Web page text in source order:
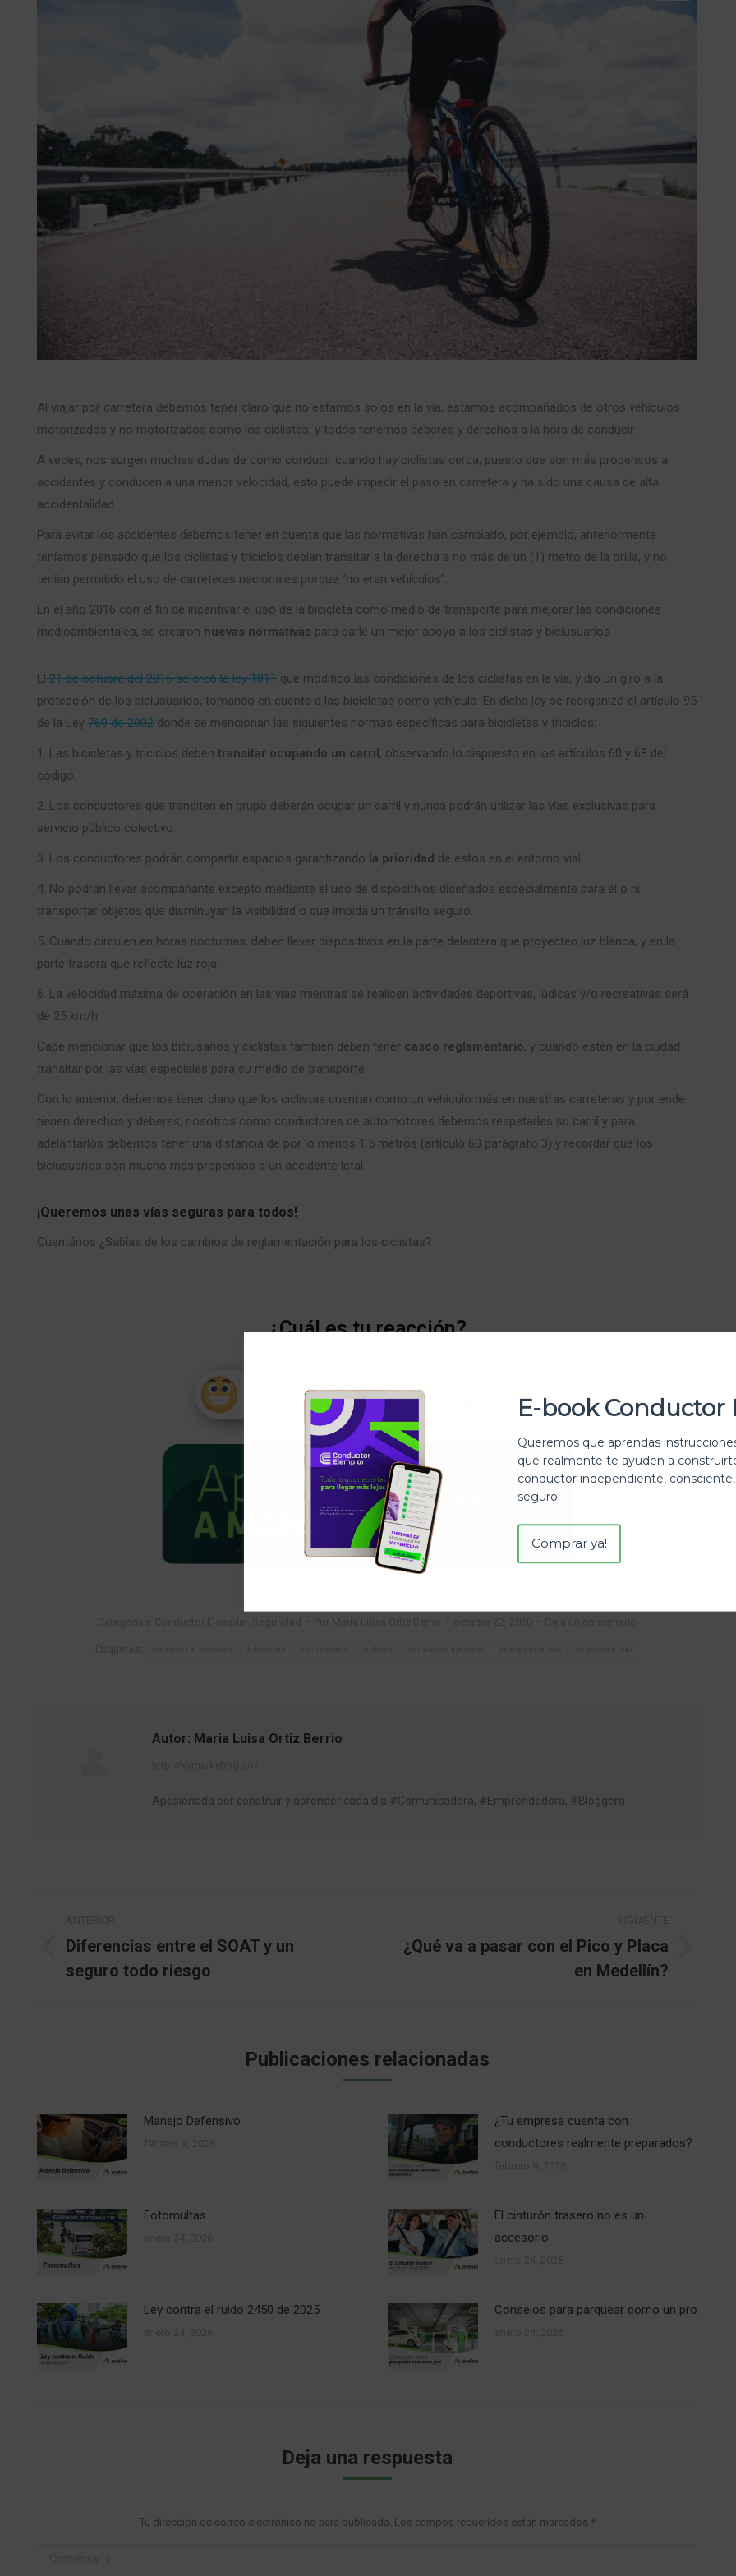
Al viajar por carretera debemos tener claro que no estamos solos en la vía, estamos acompañados de otros vehículos
motorizados y no motorizados como los ciclistas; y todos tenemos deberes y derechos a la hora de conducir.
A veces, nos surgen muchas dudas de cómo conducir cuando hay ciclistas cerca, puesto que son más propensos a
accidentes y conducen a una menor velocidad, esto puede impedir el paso en carretera y ha sido una causa de alta
accidentalidad.
Para evitar los accidentes debemos tener en cuenta que las normativas han cambiado, por ejemplo, anteriormente
teníamos pensado que los ciclistas y triciclos debían transitar a la derecha a no más de un (1) metro de la orilla, y no
tenían permitido el uso de carreteras nacionales porque “no eran vehículos”.
En el año 2016 con el fin de incentivar el uso de la bicicleta como medio de transporte para mejorar las condiciones
medioambientales, se crearon nuevas normativas para darle un mejor apoyo a los ciclistas y biciusuarios.
El21 de octubre del 2016 se creó la ley 1811 que modificó las condiciones de los ciclistas en la vía, y dio un giro a la
protección de los biciusuarios, tomando en cuenta a las bicicletas como vehículo. En dicha ley se reorganizó el artículo 95
de la Ley 769 de 2002 donde se mencionan las siguientes normas específicas para bicicletas y triciclos:
1. Las bicicletas y triciclos deben transitar ocupando un carril, observando lo dispuesto en los artículos 60 y 68 del
código.
2. Los conductores que transiten en grupo deberán ocupar un carril y nunca podrán utilizar las vías exclusivas para
servicio público colectivo.
3. Los conductores podrán compartir espacios garantizando la prioridad de estos en el entorno vial.
4. No podrán llevar acompañante excepto mediante el uso de dispositivos diseñados especialmente para él o ni
transportar objetos que disminuyan la visibilidad o que impida un tránsito seguro.
5. Cuando circulen en horas nocturnas, deben llevar dispositivos en la parte delantera que proyecten luz blanca, y en la
parte trasera que reflecte luz roja.
6. La velocidad máxima de operación en las vías mientras se realicen actividades deportivas, lúdicas y/o recreativas será
de 25 km/h.
Cabe mencionar que los biciusarios y ciclistas también deben tener casco reglamentario, y cuando estén en la ciudad
transitar por las vías especiales para su medio de transporte.
Con lo anterior, debemos tener claro que los ciclistas cuentan como un vehículo más en nuestras carreteras y por ende
tienen derechos y deberes, nosotros como conductores de automotores debemos respetarles su carril y para
adelantarlos debemos tener una distancia de por lo menos 1.5 metros (artículo 60 parágrafo 3) y recordar que los
biciusuarios son mucho más propensos a un accidente letal.
¡Queremos unas vías seguras para todos!
Cuentános ¿Sabías de los cambios de reglamentación para los ciclistas?
¿Cuál es tu reacción?
Autor: Maria Luisa Ortiz Berrio
Apasionada por construir y aprender cada día #Comunicadora, #Emprendedora, #Bloggera
entre
publicaciones
Publicación
anterior:
Diferencias entre el SOAT y un
seguro todo riesgo
Publicación
¿Qué va a pasar con el Pico y Placa
en Medellín?
Publicaciones relacionadas
Manejo Defensivo
¿Tu empresa cuenta con
conductores realmente preparados?
Fotomultas
El cinturón trasero no es un
accesorio
Ley contra el ruido 2450 de 2025 Consejos para parquear como un pro
Deja una respuesta
Tu dirección de correo electrónico no será publicada. Los campos requeridos están marcados *
E-book Conductor
Queremos que aprendas
que realmente te ayuden a
conductor independiente,
seguro.
Comprar ya!